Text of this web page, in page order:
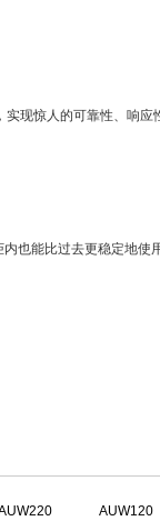
现惊人的可靠性、响应
也能比过去更稳定地使用
AUW120